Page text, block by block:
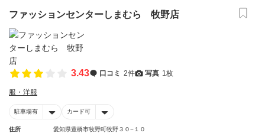
ファッションセンターしまむら 牧野店
3.43 口コミ 2件 写真 1枚
服・洋服
駐車場有 カード可
住所 愛知県豊橋市牧野町牧野３０−１０